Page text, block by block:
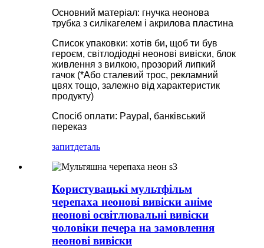
Основний матеріал: гнучка неонова
трубка з силікагелем і акрилова пластина
Список упаковки: хотів би, щоб ти був
героєм, світлодіодні неонові вивіски, блок
живлення з вилкою, прозорий липкий
гачок (*Або сталевий трос, рекламний
цвях тощо, залежно від характеристик
продукту)
Спосіб оплати: Paypal, банківський
переказ
запитдеталь
Користувацькі мультфільм
черепаха неонові вивіски аніме
неонові освітлювальні вивіски
чоловіки печера на замовлення
неонові вивіски